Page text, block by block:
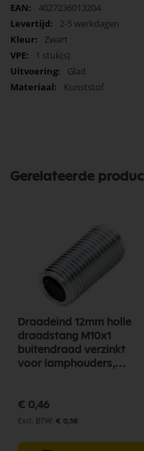
Meer
informatie
4027236013204
2-5 werkdagen
Zwart
1 stuk(s)
Glad
Kunststof
Gerelateerde
Draadeind 12mm holle
draadstang M10x1
buitendraad verzinkt
voor lamphouders,
€ 0,46
€ 0,38